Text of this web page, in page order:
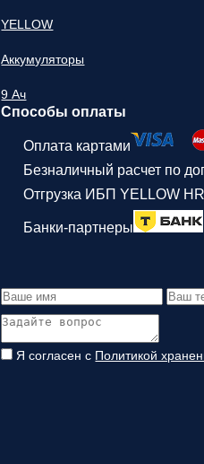
YELLOW
Аккумуляторы
9 Ач
Способы оплаты
Оплата картами
Безналичный расчет по
Отгрузка ИБП YELLOW
Банки-партнеры
Я согласен с Политикой